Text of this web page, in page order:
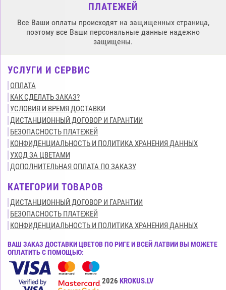
ПЛАТЕЖЕЙ
Все Ваши оплаты происходят на защищенных страница,
поэтому все Ваши персональные данные надежно
защищены.
УСЛУГИ И СЕРВИС
ОПЛАТА
КАК СДЕЛАТЬ ЗАКАЗ?
УСЛОВИЯ И ВРЕМЯ ДОСТАВКИ
ДИСТАНЦИОННЫЙ ДОГОВОР И ГАРАНТИИ
БЕЗОПАСНОСТЬ ПЛАТЕЖЕЙ
КОНФИДЕНЦИАЛЬНОСТЬ И ПОЛИТИКА ХРАНЕНИЯ ДАННЫХ
УХОД ЗА ЦВЕТАМИ
ДОПОЛНИТЕЛЬНАЯ ОПЛАТА ПО ЗАКАЗУ
КАТЕГОРИИ ТОВАРОВ
ДИСТАНЦИОННЫЙ ДОГОВОР И ГАРАНТИИ
БЕЗОПАСНОСТЬ ПЛАТЕЖЕЙ
КОНФИДЕНЦИАЛЬНОСТЬ И ПОЛИТИКА ХРАНЕНИЯ ДАННЫХ
ВАШ ЗАКАЗ ДОСТАВКИ ЦВЕТОВ ПО РИГЕ И ВСЕЙ ЛАТВИИ ВЫ МОЖЕТЕ
ОПЛАТИТЬ С ПОМОЩЬЮ:
Все права защищены© 2015-2026 KROKUS.LV